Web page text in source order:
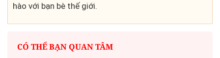
hào với bạn bè thế giới.
CÓ THỂ BẠN QUAN TÂM